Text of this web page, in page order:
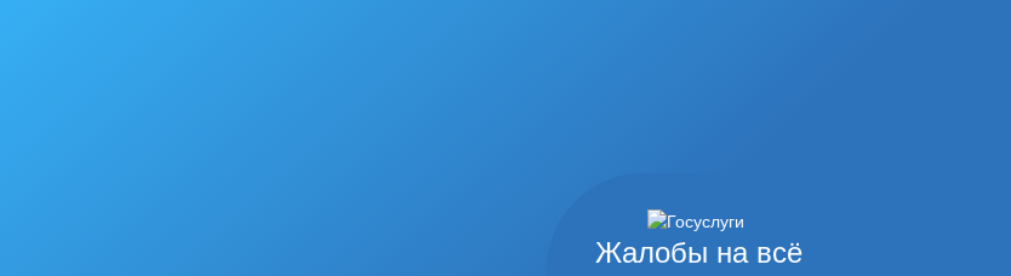
Жалобы на всё